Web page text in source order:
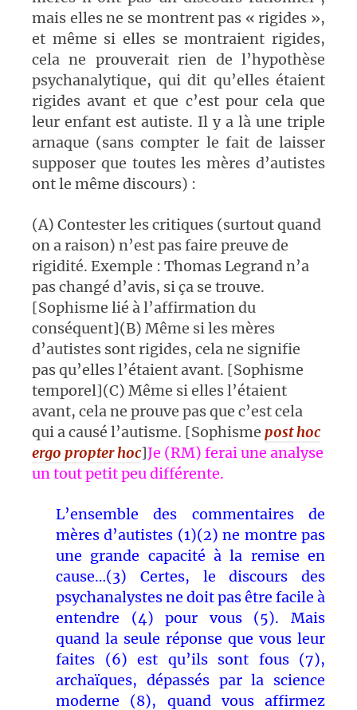
mais elles ne se montrent pas « rigides »,
et même si elles se montraient rigides,
cela ne prouverait rien de l’hypothèse
psychanalytique, qui dit qu’elles étaient
rigides avant et que c’est pour cela que
leur enfant est autiste. Il y a là une triple
arnaque (sans compter le fait de laisser
supposer que toutes les mères d’autistes
ont le même discours) :
(A) Contester les critiques (surtout quand
on a raison) n’est pas faire preuve de
rigidité. Exemple : Thomas Legrand n’a
pas changé d’avis, si ça se trouve.
[Sophisme lié à l’affirmation du
conséquent](B) Même si les mères
d’autistes sont rigides, cela ne signifie
pas qu’elles l’étaient avant. [Sophisme
temporel](C) Même si elles l’étaient
avant, cela ne prouve pas que c’est cela
qui a causé l’autisme. [Sophisme post hoc
ergo propter hoc]Je (RM) ferai une analyse
un tout petit peu différente.
L’ensemble des commentaires de
mères d’autistes (1)(2) ne montre pas
une grande capacité à la remise en
cause…(3) Certes, le discours des
psychanalystes ne doit pas être facile à
entendre (4) pour vous (5). Mais
quand la seule réponse que vous leur
faites (6) est qu’ils sont fous (7),
archaïques, dépassés par la science
moderne (8), quand vous affirmez